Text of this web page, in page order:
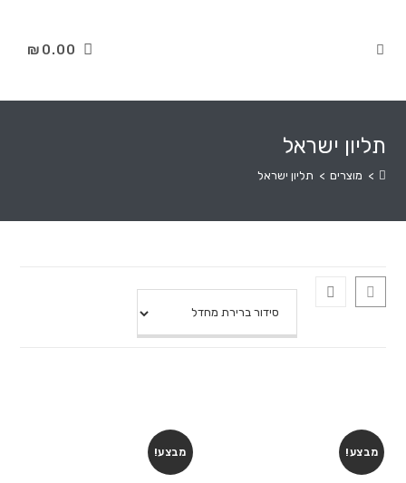
₪ 0.00
תליון ישראל
> מוצרים > תליון ישראל
מבצע! מבצע!